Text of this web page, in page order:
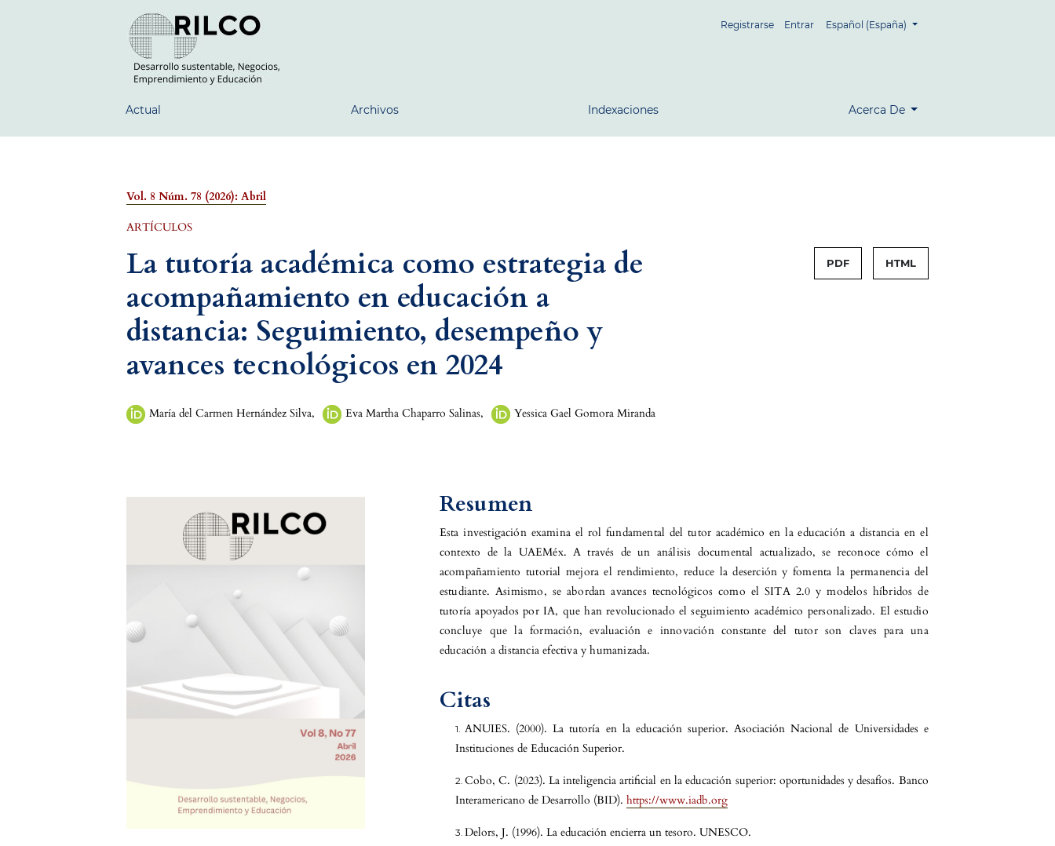
Registrarse Entrar Español (España)
Actual Archivos Indexaciones Acerca De
Vol. 8 Núm. 78 (2026): Abril
ARTÍCULOS
La tutoría académica como estrategia de
acompañamiento en educación a
distancia: Seguimiento, desempeño y
avances tecnológicos en 2024
PDF HTML
María del Carmen Hernández Silva, Eva Martha Chaparro Salinas, Yessica Gael Gomora Miranda
Resumen
Esta investigación examina el rol fundamental del tutor académico en la educación a distancia en el
contexto de la UAEMéx. A través de un análisis documental actualizado, se reconoce cómo el
acompañamiento tutorial mejora el rendimiento, reduce la deserción y fomenta la permanencia del
estudiante. Asimismo, se abordan avances tecnológicos como el SITA 2.0 y modelos híbridos de
tutoría apoyados por IA, que han revolucionado el seguimiento académico personalizado. El estudio
concluye que la formación, evaluación e innovación constante del tutor son claves para una
educación a distancia efectiva y humanizada.
Citas
ANUIES. (2000). La tutoría en la educación superior. Asociación Nacional de Universidades e
Instituciones de Educación Superior.
Cobo, C. (2023). La inteligencia artificial en la educación superior: oportunidades y desafíos. Banco
Interamericano de Desarrollo (BID). https://www.iadb.org
Delors, J. (1996). La educación encierra un tesoro. UNESCO.